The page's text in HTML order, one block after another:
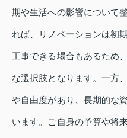
期や生活への影響について
れば、リノベーションは初
工事できる場合もあるため
な選択肢となります。一方
や自由度があり、長期的な
います。ご自身の予算や将